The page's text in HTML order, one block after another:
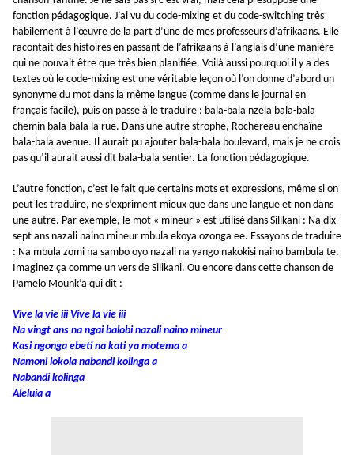
fonction pédagogique. J’ai vu du code-mixing et du code-switching très
habilement à l’œuvre de la part d’une de mes professeurs d’afrikaans. Elle
racontait des histoires en passant de l’afrikaans à l’anglais d’une manière
qui ne pouvait être que très bien planifiée. Voilà aussi pourquoi il y a des
textes où le code-mixing est une véritable leçon où l’on donne d’abord un
synonyme du mot dans la même langue (comme dans le journal en
français facile), puis on passe à le traduire : bala-bala nzela bala-bala
chemin bala-bala la rue. Dans une autre strophe, Rochereau enchaîne
bala-bala avenue. Il aurait pu ajouter bala-bala boulevard, mais je ne crois
pas qu’il aurait aussi dit bala-bala sentier. La fonction pédagogique.
L’autre fonction, c’est le fait que certains mots et expressions, même si on
peut les traduire, ne s’expriment mieux que dans une langue et non dans
une autre. Par exemple, le mot « mineur » est utilisé dans Silikani : Na dix-
sept ans nazali naino mineur mbula ekoya ozonga ee. Essayons de traduire
: Na mbula zomi na sambo oyo nazali na yango nakokisi naino bambula te.
Imaginez ça comme un vers de Silikani. Ou encore dans cette chanson de
Pamelo Mounk’a qui dit :
Vive la vie iii Vive la vie iii
Na vingt ans na ngai balobi nazali naino mineur
Kasi ngonga ebeti na kati ya motema a
Namoni lokola nabandi kolinga a
Nabandi kolinga
Aleluia a